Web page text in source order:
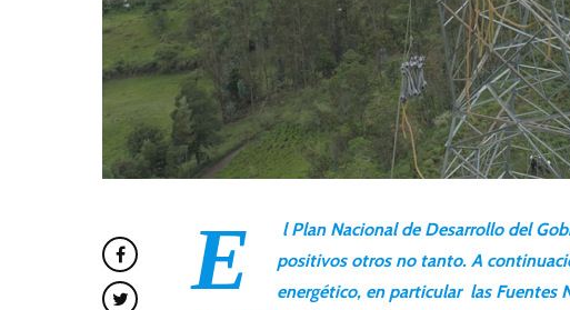
E
l Plan Nacional de Desarrollo del
positivos otros no tanto. A
energético, en particular las Fuentes